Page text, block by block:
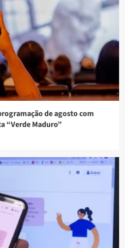
de agosto com
“Verde Maduro”